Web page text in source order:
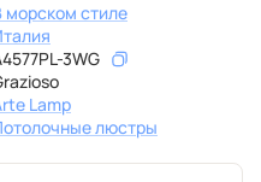
морском стиле
3WG
Lamp
люстры